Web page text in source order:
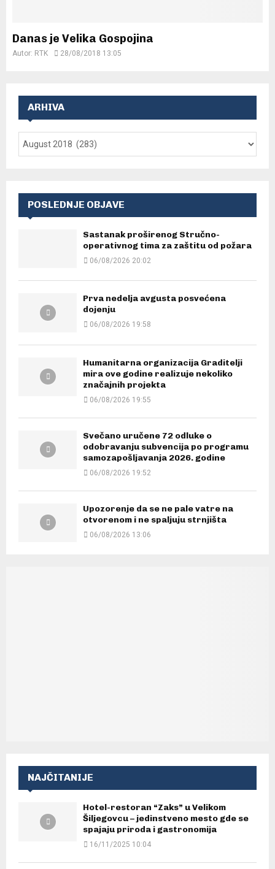
Danas je Velika Gospojina
Autor: RTK 28/08/2018 13:05
ARHIVA
POSLEDNJE OBJAVE
Sastanak proširenog Stručno-
operativnog tima za zaštitu od požara
06/08/2026 20:02
Prva nedelja avgusta posvećena
dojenju
06/08/2026 19:58
Humanitarna organizacija Graditelji
mira ove godine realizuje nekoliko
značajnih projekta
06/08/2026 19:55
Svečano uručene 72 odluke o
odobravanju subvencija po programu
samozapošljavanja 2026. godine
06/08/2026 19:52
Upozorenje da se ne pale vatre na
otvorenom i ne spaljuju strnjišta
06/08/2026 13:06
NAJČITANIJE
Hotel-restoran “Zaks” u Velikom
Šiljegovcu – jedinstveno mesto gde se
spajaju priroda i gastronomija
16/11/2025 10:04